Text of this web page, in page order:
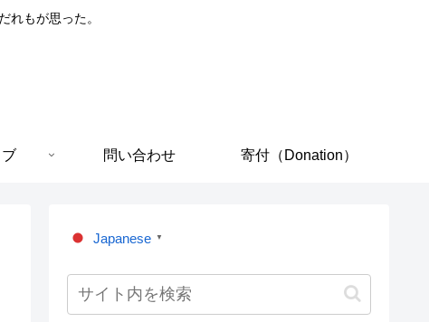
れもが思った。
問い合わせ 寄付（Donation）
Japanese ▼